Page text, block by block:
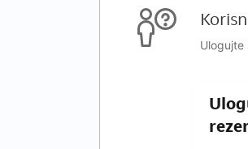
Ulogujte